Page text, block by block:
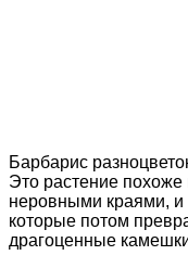
Барбарис
Это растение
неровными краями, и
которые потом
драгоценные